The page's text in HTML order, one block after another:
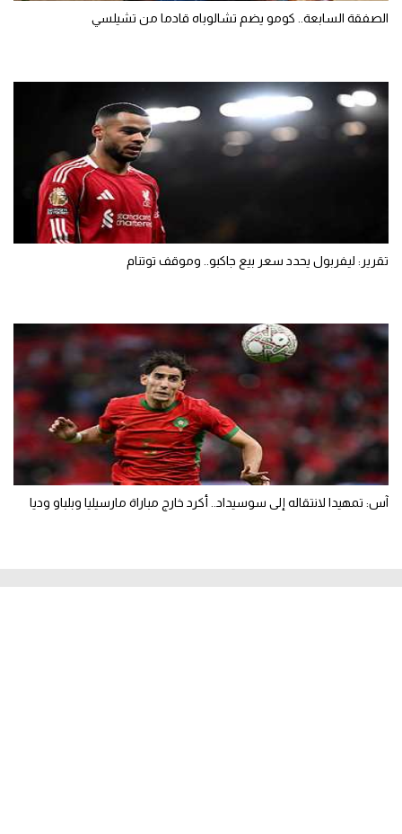
الصفقة السابعة.. كومو يضم تشالوباه قادما من تشيلسي
تقرير: ليفربول يحدد سعر بيع جاكبو.. وموقف توتنام
آس: تمهيدا لانتقاله إلى سوسيداد.. أكرد خارج مباراة مارسيليا وبلباو وديا